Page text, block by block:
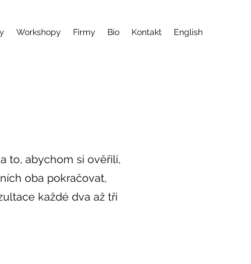
Workshopy Firmy Bio Kontakt English
to, abychom si ověřili,
oba pokračovat,
každé dva až tři